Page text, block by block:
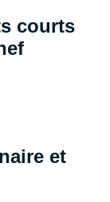
courts
et